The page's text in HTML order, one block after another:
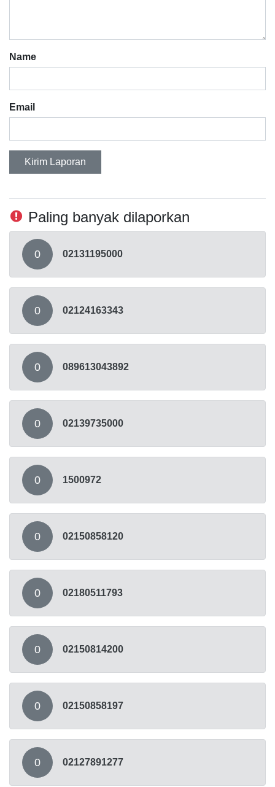
Name
Email
Kirim Laporan
Paling banyak dilaporkan
0 02131195000
0 02124163343
0 089613043892
0 02139735000
0 1500972
0 02150858120
0 02180511793
0 02150814200
0 02150858197
0 02127891277